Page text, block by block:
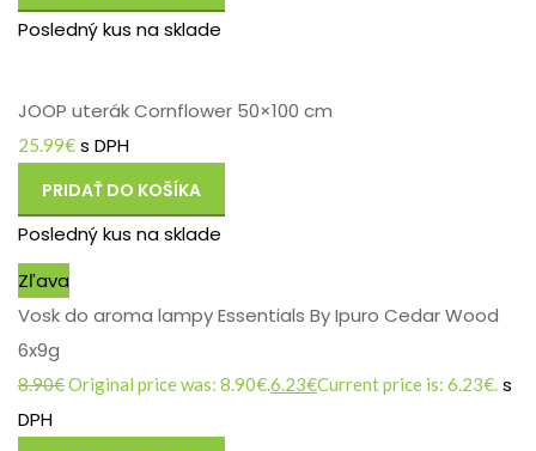
Posledný kus na sklade
JOOP uterák Cornflower 50×100 cm
25.99€ s DPH
PRIDAŤ DO KOŠÍKA
Posledný kus na sklade
Zľava
Vosk do aroma lampy Essentials By Ipuro Cedar Wood
6x9g
8.90€Original price was: 8.90€.6.23€Current price is: 6.23€. s
DPH